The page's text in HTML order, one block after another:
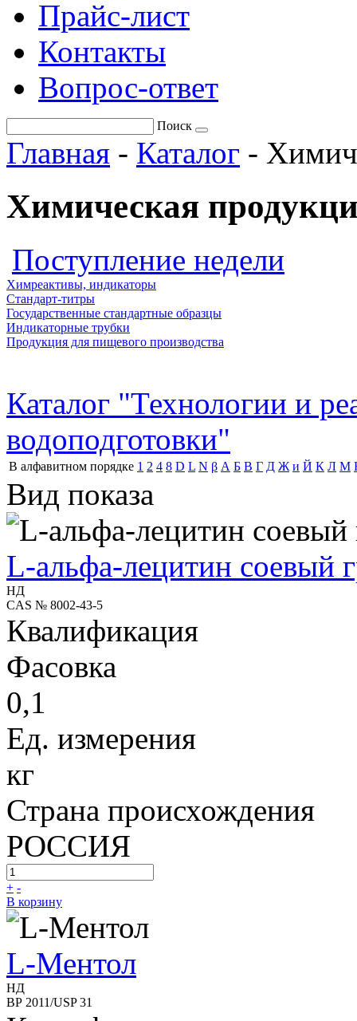
Прайс-лист
Контакты
Вопрос-ответ
Поиск
Главная - Каталог -
Химическая
Поступление недели
Химреактивы, индикаторы
Стандарт-титры
Государственные стандартные образцы
Индикаторные трубки
Продукция для пищевого производства
Каталог "Технологии и
водоподготовки"
В алфавитном порядке 1 2 4 8 D L N β А Б В Г Д Ж и Й К Л М
Вид показа
L-альфа-лецитин соевый
НД
CAS № 8002-43-5
Квалификация
Фасовка
0,1
Ед. измерения
кг
Страна происхождения
РОССИЯ
+ -
В корзину
L-Ментол
НД
ВР 2011/USP 31